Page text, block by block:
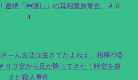
連続「神隠し」の真相藤原竜也 ＃０
４
～ん先週は生きてたよねえ、相棒23⌚
３空から足が降ってきた！時空を超
えた殺人事件